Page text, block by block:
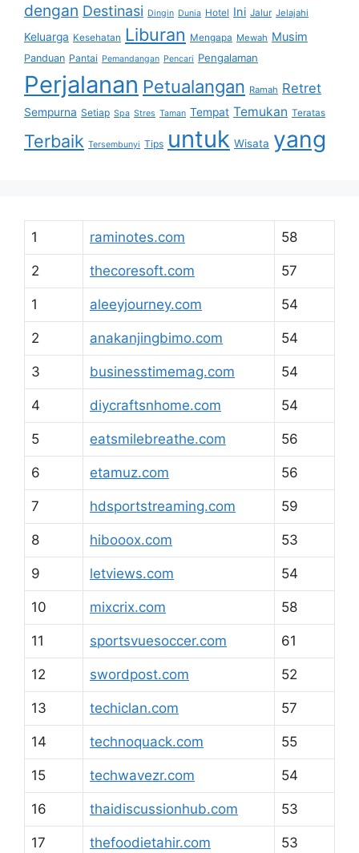
dengan Destinasi Dingin Dunia Hotel Ini Jalur Jelajahi
Keluarga Kesehatan Liburan Mengapa Mewah Musim
Panduan Pantai Pemandangan Pencari Pengalaman
Perjalanan Petualangan Ramah Retret
Sempurna Setiap Spa Stres Taman Tempat Temukan Teratas
Terbaik Tersembunyi Tips untuk Wisata yang
1 raminotes.com 58
2 thecoresoft.com 57
1 aleeyjourney.com 54
2 anakanjingbimo.com 54
3 businesstimemag.com 54
4 diycraftsnhome.com 54
5 eatsmilebreathe.com 56
6 etamuz.com 56
7 hdsportstreaming.com 59
8 hibooox.com 53
9 letviews.com 54
10 mixcrix.com 58
11 sportsvuesoccer.com 61
12 swordpost.com 52
13 techiclan.com 57
14 technoquack.com 55
15 techwavezr.com 54
16 thaidiscussionhub.com 53
17 thefoodietahir.com 53